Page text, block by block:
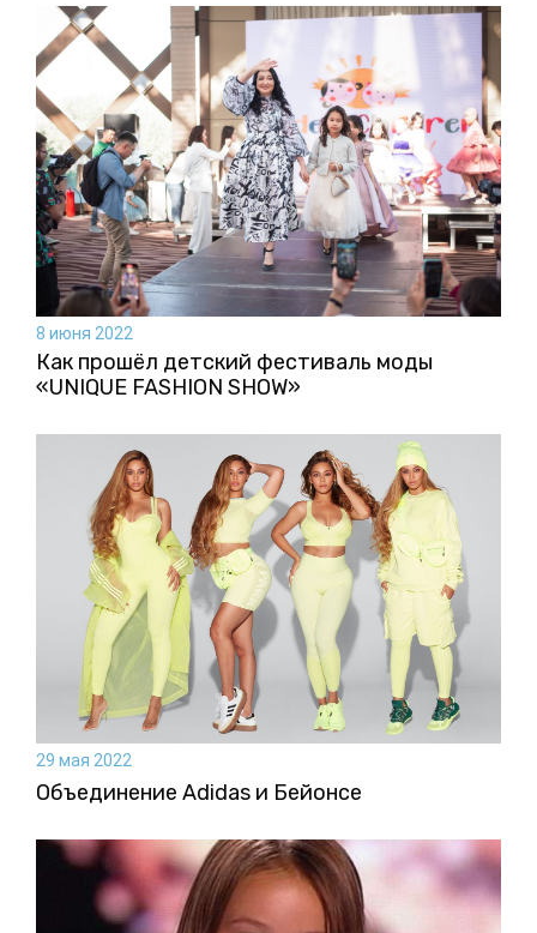
8 июня 2022
Как прошёл детский фестиваль моды
«UNIQUE FASHION SHOW»
29 мая 2022
Объединение Adidas и Бейонсе